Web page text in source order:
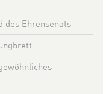
des Ehrensenats